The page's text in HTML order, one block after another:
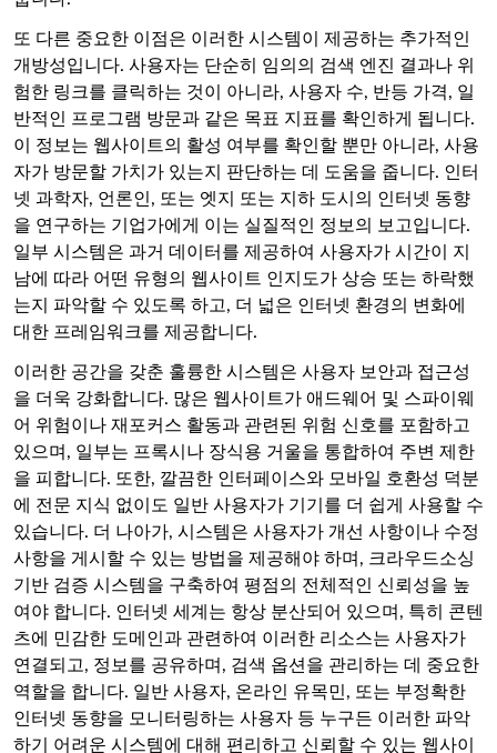
또 다른 중요한 이점은 이러한 시스템이 제공하는 추가적인
개방성입니다. 사용자는 단순히 임의의 검색 엔진 결과나 위
험한 링크를 클릭하는 것이 아니라, 사용자 수, 반등 가격, 일
반적인 프로그램 방문과 같은 목표 지표를 확인하게 됩니다.
이 정보는 웹사이트의 활성 여부를 확인할 뿐만 아니라, 사용
자가 방문할 가치가 있는지 판단하는 데 도움을 줍니다. 인터
넷 과학자, 언론인, 또는 엣지 또는 지하 도시의 인터넷 동향
을 연구하는 기업가에게 이는 실질적인 정보의 보고입니다.
일부 시스템은 과거 데이터를 제공하여 사용자가 시간이 지
남에 따라 어떤 유형의 웹사이트 인지도가 상승 또는 하락했
는지 파악할 수 있도록 하고, 더 넓은 인터넷 환경의 변화에
대한 프레임워크를 제공합니다.
이러한 공간을 갖춘 훌륭한 시스템은 사용자 보안과 접근성
을 더욱 강화합니다. 많은 웹사이트가 애드웨어 및 스파이웨
어 위험이나 재포커스 활동과 관련된 위험 신호를 포함하고
있으며, 일부는 프록시나 장식용 거울을 통합하여 주변 제한
을 피합니다. 또한, 깔끔한 인터페이스와 모바일 호환성 덕분
에 전문 지식 없이도 일반 사용자가 기기를 더 쉽게 사용할 수
있습니다. 더 나아가, 시스템은 사용자가 개선 사항이나 수정
사항을 게시할 수 있는 방법을 제공해야 하며, 크라우드소싱
기반 검증 시스템을 구축하여 평점의 전체적인 신뢰성을 높
여야 합니다. 인터넷 세계는 항상 분산되어 있으며, 특히 콘텐
츠에 민감한 도메인과 관련하여 이러한 리소스는 사용자가
연결되고, 정보를 공유하며, 검색 옵션을 관리하는 데 중요한
역할을 합니다. 일반 사용자, 온라인 유목민, 또는 부정확한
인터넷 동향을 모니터링하는 사용자 등 누구든 이러한 파악
하기 어려운 시스템에 대해 편리하고 신뢰할 수 있는 웹사이